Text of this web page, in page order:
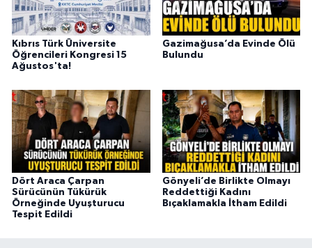
Kıbrıs Türk Üniversite
Öğrencileri Kongresi 15
Ağustos'ta!
Gazimağusa’da Evinde Ölü
Bulundu
Dört Araca Çarpan
Sürücünün Tükürük
Örneğinde Uyuşturucu
Tespit Edildi
Gönyeli’de Birlikte Olmayı
Reddettiği Kadını
Bıçaklamakla İtham Edildi